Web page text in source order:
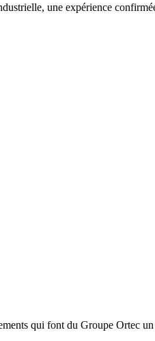
une expérience
qui font du Groupe Ortec un